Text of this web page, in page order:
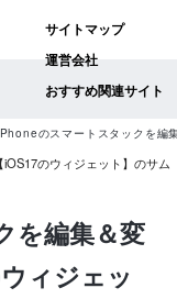
サイトマップ
運営会社
おすすめ関連サイト
のスマートスタックを編
を編集＆変
ィジェッ